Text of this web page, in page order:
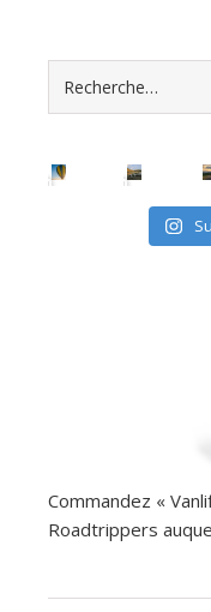
Commandez «
Roadtrippers